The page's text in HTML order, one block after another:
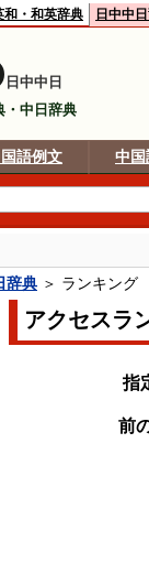
和・和英辞典 日中中
日中中日
・中日辞典
語例文 中国
辞典 ＞ ランキング
アクセスラ
指
前